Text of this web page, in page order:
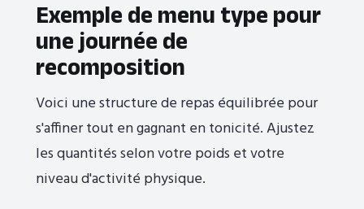
Exemple de menu type pour
une journée de
recomposition
Voici une structure de repas équilibrée pour
s'affiner tout en gagnant en tonicité. Ajustez
les quantités selon votre poids et votre
niveau d'activité physique.